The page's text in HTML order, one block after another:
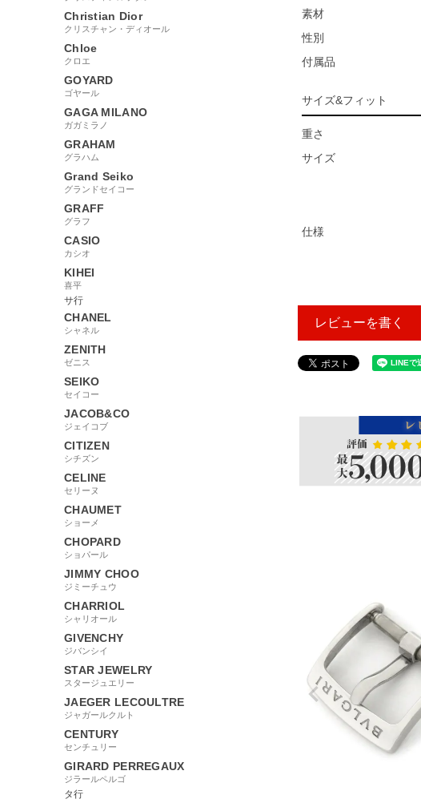
Christian Dior
クリスチャン・ディオール
Chloe
クロエ
GOYARD
ゴヤール
GAGA MILANO
ガガミラノ
GRAHAM
グラハム
Grand Seiko
グランドセイコー
GRAFF
グラフ
CASIO
カシオ
KIHEI
喜平
サ行
CHANEL
シャネル
ZENITH
ゼニス
SEIKO
セイコー
JACOB&CO
ジェイコブ
CITIZEN
シチズン
CELINE
セリーヌ
CHAUMET
ショーメ
CHOPARD
ショパール
JIMMY CHOO
ジミーチュウ
CHARRIOL
シャリオール
GIVENCHY
ジバンシイ
STAR JEWELRY
スタージュエリー
JAEGER LECOULTRE
ジャガールクルト
CENTURY
センチュリー
GIRARD PERREGAUX
ジラールペルゴ
タ行
素材
性別
付属品
サイズ&フィット
重さ
サイズ
仕様
レビューを書く